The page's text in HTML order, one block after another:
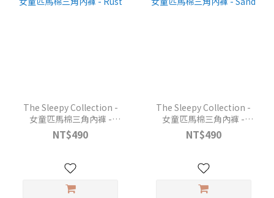
The Sleepy Collection -
女童匹馬棉三角內褲 -
Rust
NT$490
The Sleepy Collection -
女童匹馬棉三角內褲 -
Sand
NT$490